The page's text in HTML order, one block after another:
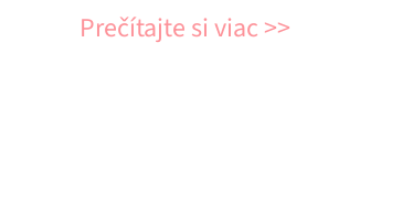
Prečítajte si viac